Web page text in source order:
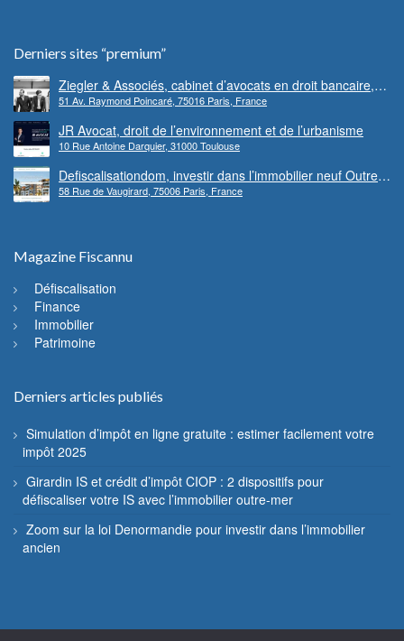
Derniers sites “premium”
Ziegler & Associés, cabinet d’avocats en droit bancaire,
cryptomonnaie et escroqueries financières
51 Av. Raymond Poincaré, 75016 Paris, France
JR Avocat, droit de l’environnement et de l’urbanisme
10 Rue Antoine Darquier, 31000 Toulouse
Defiscalisationdom, investir dans l’immobilier neuf Outre-
mer
58 Rue de Vaugirard, 75006 Paris, France
Magazine Fiscannu
Défiscalisation
Finance
Immobilier
Patrimoine
Derniers articles publiés
Simulation d’impôt en ligne gratuite : estimer facilement votre
impôt 2025
Girardin IS et crédit d’impôt CIOP : 2 dispositifs pour
défiscaliser votre IS avec l’immobilier outre-mer
Zoom sur la loi Denormandie pour investir dans l’immobilier
ancien